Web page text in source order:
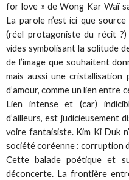
for love » de Wong Kar Waï
La parole n’est ici que
(réel protagoniste du récit ?)
vides symbolisant la solitude
de l’image que souhaitent
mais aussi une cristallisation
d’amour, comme un lien entre
Lien intense et (car)
d’ailleurs, est judicieusement
voire fantaisiste. Kim Ki Duk
société coréenne : corruption
Cette balade poétique et
déconcerte. La frontière